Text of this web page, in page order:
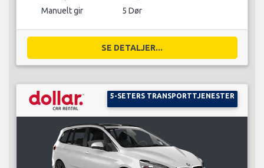
Manuelt gir 5 Dør
SE DETALJER...
5-SETERS TRANSPORTTJENESTER